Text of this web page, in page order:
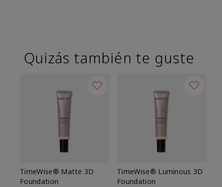
Quizás también te guste
TimeWise® Matte 3D
Foundation
TimeWise® Luminous 3D
Foundation